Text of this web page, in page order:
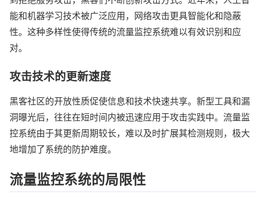
能和机器学习技术被广泛应用，网络攻击更具智能化和隐蔽
性。这种多样性使得传统的流量监控系统难以有效识别和应
对。
攻击技术的更新速度
黑客社区的开放性质促使信息和技术快速共享。新型工具和漏
洞曝光后，往往在短时间内被迅速应用于攻击实践中。流量监
控系统由于其更新周期较长，难以及时扩展其检测规则，极大
地增加了系统的防护难度。
流量监控系统的局限性